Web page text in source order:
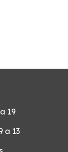
19
a 13